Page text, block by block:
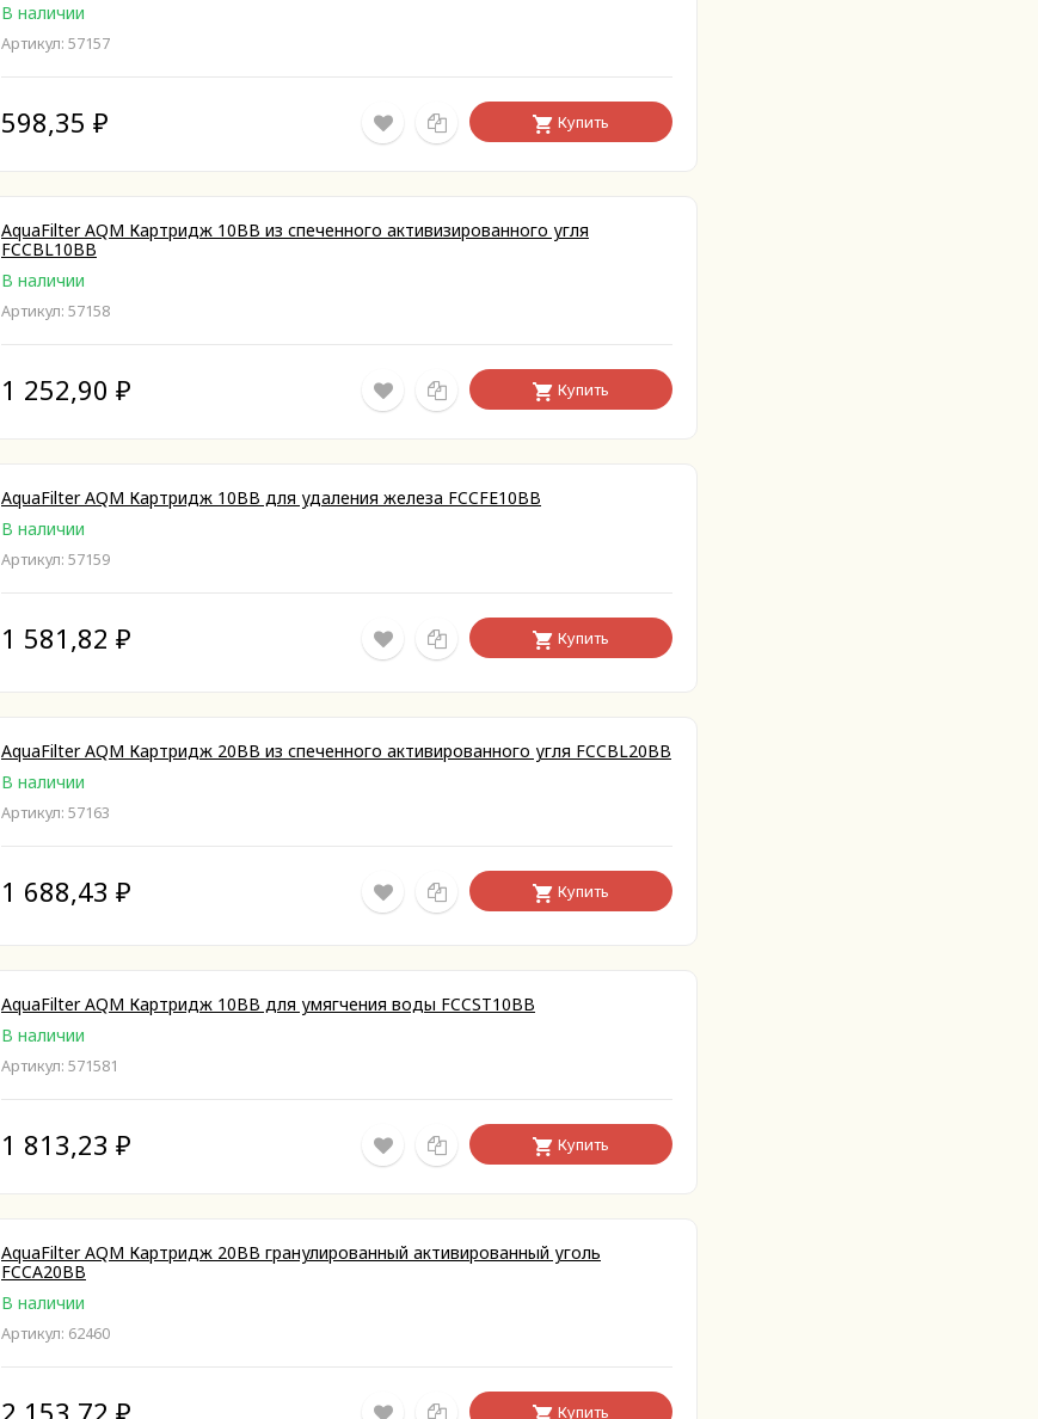
В наличии
Артикул: 57157
598,35 ₽ Купить
AquaFilter AQM Картридж 10ВВ из спеченного активизированного угля
FCCBL10ВВ
В наличии
Артикул: 57158
1 252,90 ₽ Купить
AquaFilter AQM Картридж 10BB для удаления железа FCCFE10BB
В наличии
Артикул: 57159
1 581,82 ₽ Купить
AquaFilter AQM Картридж 20ВВ из спеченного активированного угля FCCBL20ВВ
В наличии
Артикул: 57163
1 688,43 ₽ Купить
AquaFilter AQM Картридж 10BB для умягчения воды FCCST10BB
В наличии
Артикул: 571581
1 813,23 ₽ Купить
AquaFilter АQM Картридж 20ВВ гранулированный активированный уголь
FCCA20ВВ
В наличии
Артикул: 62460
2 153,72 ₽ Купить